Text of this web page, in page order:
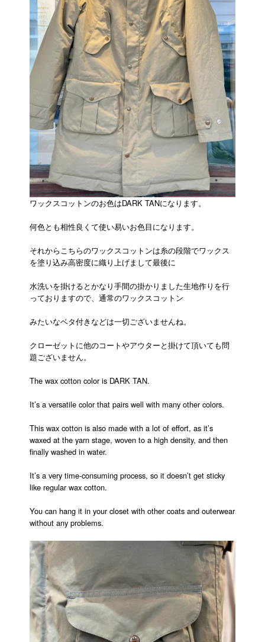
ワックスコットンのお色はDARK TANになります。
何色とも相性良くて使い易いお色目になります。
それからこちらのワックスコットンは糸の段階でワックス
を塗り込み高密度に織り上げまして最後に
水洗いを掛けるとかなり手間の掛かりました生地作りを行
っておりますので、通常のワックスコットン
みたいなベタ付きなどは一切ございませんね。
クローゼットに他のコートやアウターと掛けて頂いても問
題ございません。
The wax cotton color is DARK TAN.
It’s a versatile color that pairs well with many other colors.
This wax cotton is also made with a lot of effort, as it’s
waxed at the yarn stage, woven to a high density, and then
finally washed in water.
It’s a very time-consuming process, so it doesn’t get sticky
like regular wax cotton.
You can hang it in your closet with other coats and outerwear
without any problems.